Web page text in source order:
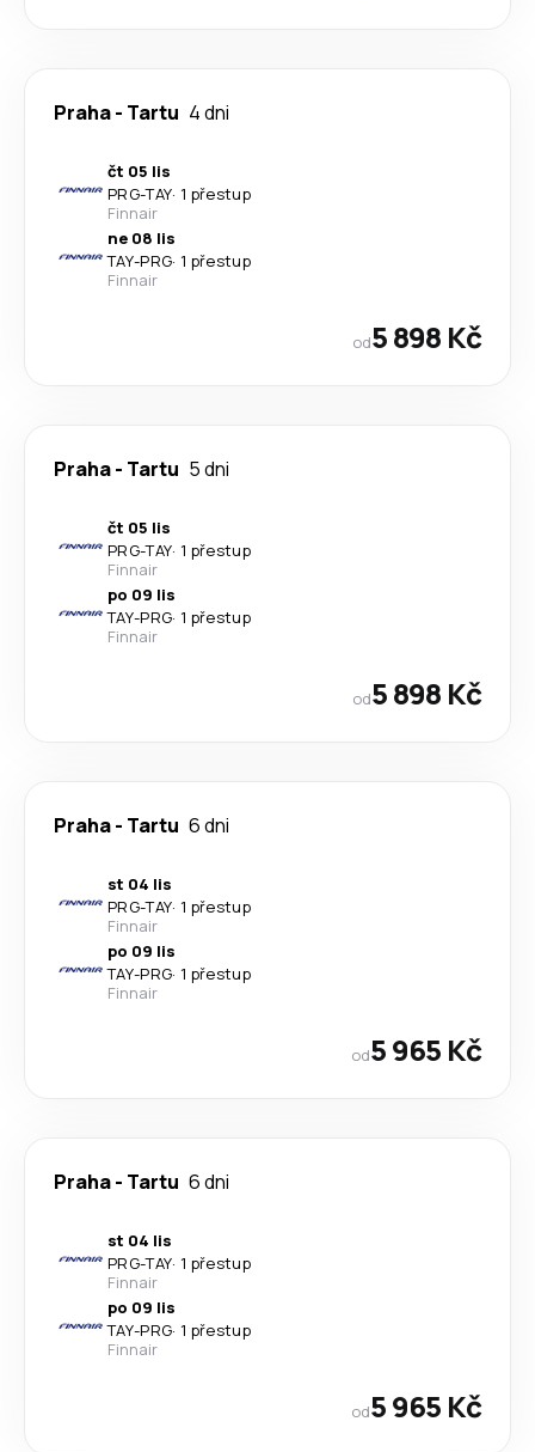
Praha- Tartu 4 dni
čt 05 lis
PRG-TAY· 1 přestup
Finnair
ne 08 lis
TAY-PRG· 1 přestup
Finnair
od5 898 Kč
Praha- Tartu 5 dni
čt 05 lis
PRG-TAY· 1 přestup
Finnair
po 09 lis
TAY-PRG· 1 přestup
Finnair
od5 898 Kč
Praha- Tartu 6 dni
st 04 lis
PRG-TAY· 1 přestup
Finnair
po 09 lis
TAY-PRG· 1 přestup
Finnair
od5 965 Kč
Praha- Tartu 6 dni
st 04 lis
PRG-TAY· 1 přestup
Finnair
po 09 lis
TAY-PRG· 1 přestup
Finnair
od5 965 Kč